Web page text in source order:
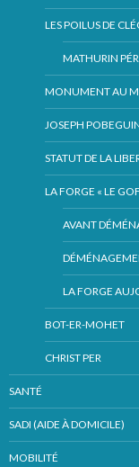
LES POILUS DE
MATHURIN
MONUMENT AU
JOSEPH
STATUT DE LA
LA FORGE « LE
AVANT
LA FORGE
BOT-ER-MOHET
CHRIST PER
SANTÉ
SADI (AIDE À DOMICILE)
MOBILITÉ